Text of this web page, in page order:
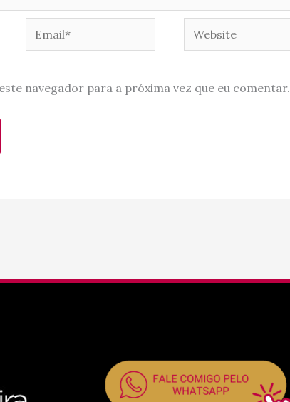
Website
navegador para a próxima vez que eu comentar.